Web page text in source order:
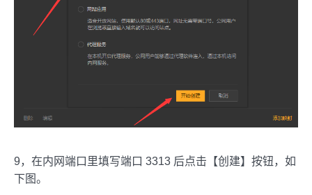
9，在内网端口里填写端口 3313 后点击【创建】按钮，如
下图。